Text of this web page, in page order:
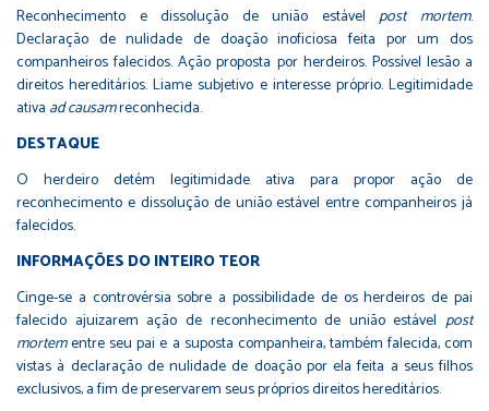
Reconhecimento e dissolução de união estávelpost mortem.
Declaração de nulidade de doação inoficiosa feita por um dos
companheiros falecidos. Ação proposta por herdeiros. Possível lesão a
direitos hereditários. Liame subjetivo e interesse próprio. Legitimidade
ativa ad causamreconhecida.
DESTAQUE
O herdeiro detém legitimidade ativa para propor ação de
reconhecimento e dissolução de união estável entre companheiros já
falecidos.
INFORMAÇÕES DO INTEIRO TEOR
Cinge-se a controvérsia sobre a possibilidade de os herdeiros de pai
falecido ajuizarem ação de reconhecimento de união estável post
mortementre seu pai e a suposta companheira, também falecida, com
vistas à declaração de nulidade de doação por ela feita a seus filhos
exclusivos, a fim de preservarem seus próprios direitos hereditários.